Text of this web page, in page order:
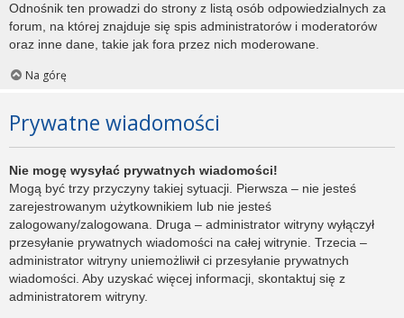
Odnośnik ten prowadzi do strony z listą osób odpowiedzialnych za
forum, na której znajduje się spis administratorów i moderatorów
oraz inne dane, takie jak fora przez nich moderowane.
Na górę
Prywatne wiadomości
Nie mogę wysyłać prywatnych wiadomości!
Mogą być trzy przyczyny takiej sytuacji. Pierwsza – nie jesteś
zarejestrowanym użytkownikiem lub nie jesteś
zalogowany/zalogowana. Druga – administrator witryny wyłączył
przesyłanie prywatnych wiadomości na całej witrynie. Trzecia –
administrator witryny uniemożliwił ci przesyłanie prywatnych
wiadomości. Aby uzyskać więcej informacji, skontaktuj się z
administratorem witryny.